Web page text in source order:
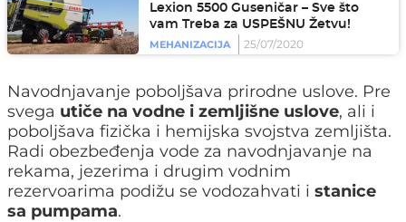
Lexion 5500 Guseničar – Sve što
vam Treba za USPEŠNU Žetvu!
MEHANIZACIJA
25/07/2020
Navodnjavanje poboljšava prirodne uslove. Pre
svega utiče na vodne i zemljišne uslove, ali i
poboljšava fizička i hemijska svojstva zemljišta.
Radi obezbeđenja vode za navodnjavanje na
rekama, jezerima i drugim vodnim
rezervoarima podižu se vodozahvati i stanice
sa pumpama.